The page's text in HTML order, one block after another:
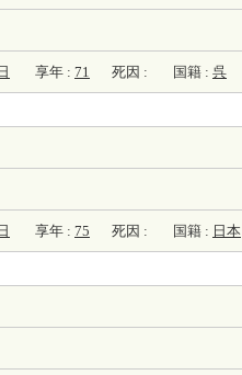
享年 : 71 死因 : 国籍 : 呉
享年 : 75 死因 : 国籍 : 日本